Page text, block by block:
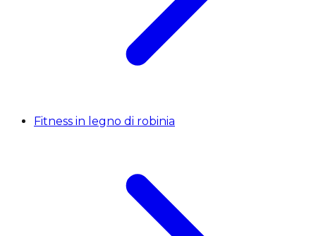
Fitness in legno di robinia